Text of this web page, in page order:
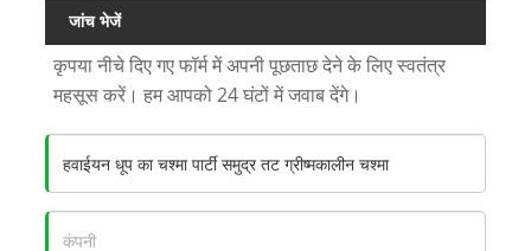
जांच भेजें
कृपया नीचे दिए गए फॉर्म में अपनी पूछताछ देने के लिए स्वतंत्र
महसूस करें। हम आपको 24 घंटों में जवाब देंगे।